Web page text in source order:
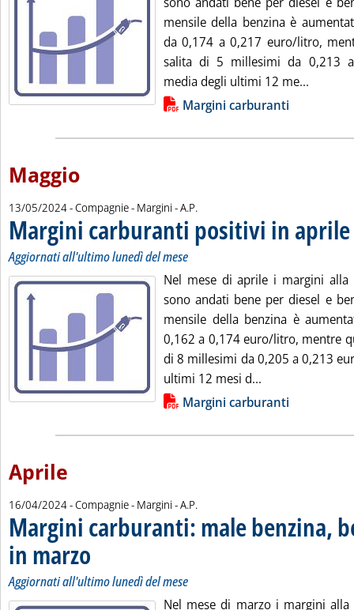
mensile della benzina è
da 0,174 a 0,217 euro/litro,
salita di 5 millesimi da 0,213
media degli ultimi 12 me...
Lista allegati PDF alla notiziaMargini carburanti
Maggio
13/05/2024- Compagnie - Margini -di:
A.P.
Margini carburanti positivi in aprile
Aggiornati all'ultimo lunedì del mese
Nel mese di aprile i margini alla
sono andati bene per diesel e
mensile della benzina è
0,162 a 0,174 euro/litro, mentre
di 8 millesimi da 0,205 a 0,213
ultimi 12 mesi d...
Lista allegati PDF alla notiziaMargini carburanti
Aprile
16/04/2024- Compagnie - Margini -di:
A.P.
Margini carburanti: male benzina,
in marzo
Aggiornati all'ultimo lunedì del mese
Nel mese di marzo i margini